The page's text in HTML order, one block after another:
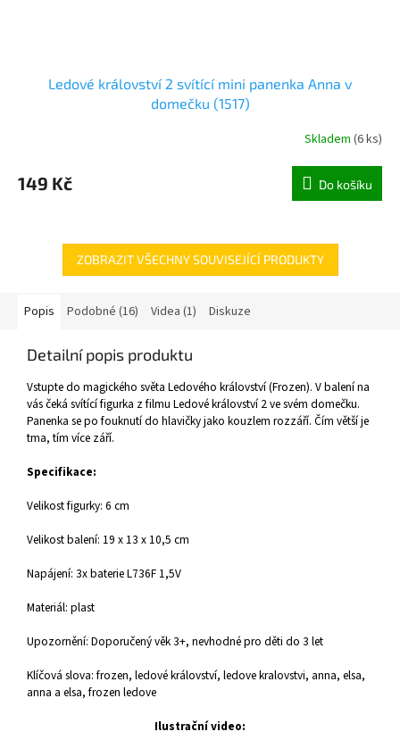
Ledové království 2 svítící mini panenka Anna v
domečku (1517)
Skladem (6 ks)
149 Kč Do košíku
ZOBRAZIT VŠECHNY SOUVISEJÍCÍ PRODUKTY
Popis Podobné (16) Videa (1) Diskuze
Detailní popis produktu
Vstupte do magického světa Ledového království (Frozen). V balení na
vás čeká svítící figurka z filmu Ledové království 2 ve svém domečku.
Panenka se po fouknutí do hlavičky jako kouzlem rozzáří. Čím větší je
tma, tím více září.
Specifikace:
Velikost figurky: 6 cm
Velikost balení: 19 x 13 x 10,5 cm
Napájení: 3x baterie L736F 1,5V
Materiál: plast
Upozornění: Doporučený věk 3+, nevhodné pro děti do 3 let
Klíčová slova: frozen, ledové království, ledove kralovstvi, anna, elsa,
anna a elsa, frozen ledove
Ilustrační video: